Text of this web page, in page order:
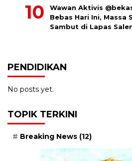
Wawan Aktivis
Bebas Hari Ini, Massa
Sambut di Lapas
PENDIDIKAN
No posts yet.
TOPIK TERKINI
Breaking News (12)